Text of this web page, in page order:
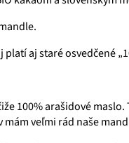
aj staré osvedčené
100% arašidové
veľmi rád naše